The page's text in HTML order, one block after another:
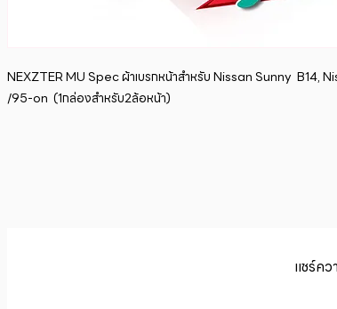
NEXZTER MU Spec ผ้าเบรกหน้าสำหรับ Nissan Sunny  B14,
/95-on  (1กล่องสำหรับ2ล้อหน้า)
แชร์ค